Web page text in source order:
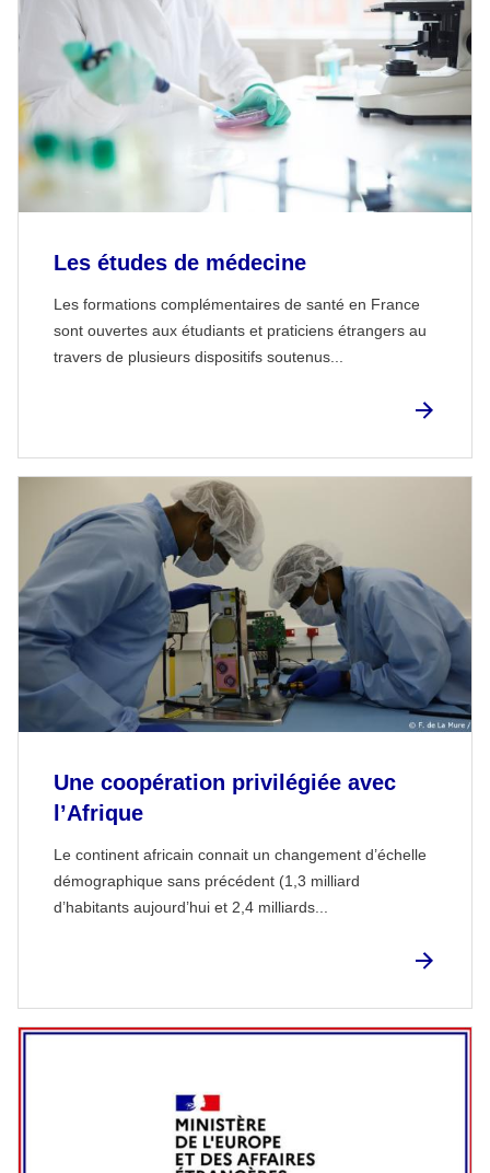
Les études de médecine
Les formations complémentaires de santé en France
sont ouvertes aux étudiants et praticiens étrangers au
travers de plusieurs dispositifs soutenus...
Une coopération privilégiée avec
l’Afrique
Le continent africain connait un changement d’échelle
démographique sans précédent (1,3 milliard
d’habitants aujourd’hui et 2,4 milliards...